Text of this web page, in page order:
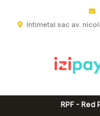
Intimetal sac av.
RPF - Red